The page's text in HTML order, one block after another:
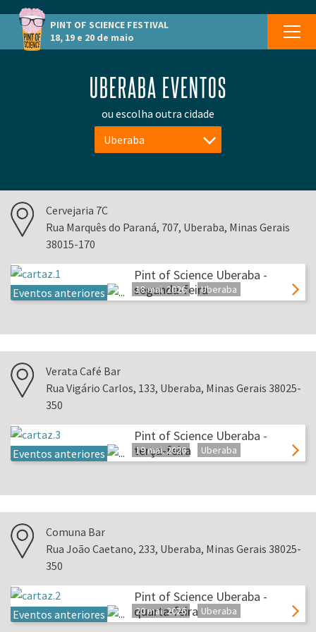
PINT OF SCIENCE FESTIVAL
18, 19 e 20 de maio
UBERABA EVENTOS
ou escolha outra cidade
Uberaba
Cervejaria 7C
Rua Marquês do Paraná, 707, Uberaba, Minas Gerais
38015-170
Eventos anteriores
Pint of Science Uberaba -
segunda-feira
18 mai. 2026 Uberaba
Verata Café Bar
Rua Vigário Carlos, 133, Uberaba, Minas Gerais 38025-
350
Eventos anteriores
Pint of Science Uberaba -
terça-feira
19 mai. 2026 Uberaba
Comuna Bar
Rua João Caetano, 233, Uberaba, Minas Gerais 38025-
350
Eventos anteriores
Pint of Science Uberaba -
quarta-feira
20 mai. 2026 Uberaba